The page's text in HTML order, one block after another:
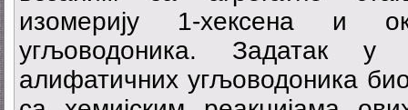
изомерију 1-хексена и
угљоводоника. Задатак у
алифатичних угљоводоника